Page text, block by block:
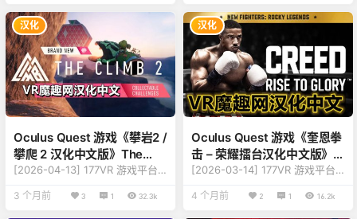
Green Hell VR 【类型】：生
存、狩猎、角色、动作、热门必
玩 【平台】：Quest 2、Quest
Pro、Quest 3、Quest 3S（一
体机版本） 【联机】：单人离线
【大小】：2.74GB 【刷新】：9
0Hz 【语…
说明 【名称】：All-In-One Spor
ts VR 【类型】：合集、模拟、动
作、趣味 【平台】：Quest 2、
Quest Pro、Quest 3、Quest 3
S（一体机版本） 【联机】：单
人离线、多人联机 【大小】：83
0M…
汉化
Oculus Quest 游戏《攀岩2 /
攀爬 2 汉化中文版》The
Climb 2
[2026-04-13] 177VR 游戏平台
2.974 【更新说明】：修复更新
3 个月前 3 1 32.3k
汉化
Oculus Quest 游戏《奎恩拳
击 – 荣耀擂台汉化中文版》
Creed: Rise to Glory
[2026-03-14] 177VR 游戏平台
y 版本v1.299994 【更新说
4 个月前 2 1 16.2k